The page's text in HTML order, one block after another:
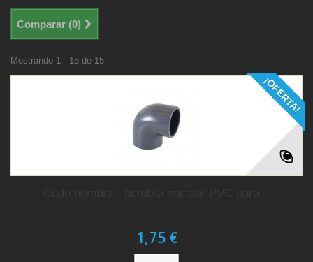
Comparar (0)
Mostrando 1 - 15 de 15
¡OFERTA!
1,75 €